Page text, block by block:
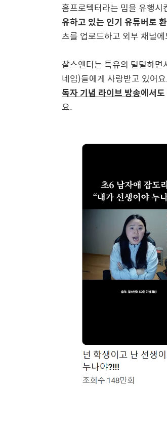
홈프로텍터라는 밈을 유행
유하고 있는 인기 유튜버로
츠를 업로드하고 외부 채널
찰스엔터는 특유의 털털하
네임)들에게 사랑받고 있어
독자 기념 라이브 방송에서
요.